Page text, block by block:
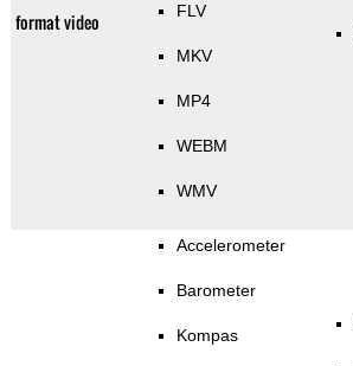
format video FLV
MKV
MP4
WEBM
WMV
Accelerometer
Barometer
Kompas